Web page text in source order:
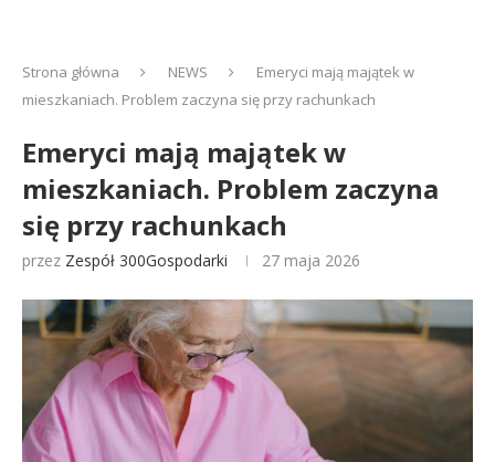
Strona główna NEWS
Emeryci mają majątek w
mieszkaniach. Problem zaczyna się przy rachunkach
Emeryci mają majątek w
mieszkaniach. Problem zaczyna
się przy rachunkach
przez Zespół 300Gospodarki 27 maja 2026